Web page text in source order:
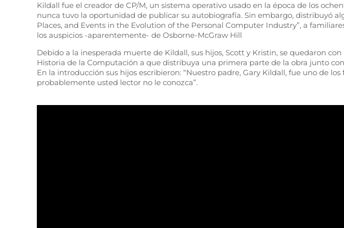
Kildall fue el creador de CP/M, un sistema operativo usado en la época de los
nunca tuvo la oportunidad de publicar su autobiografía. Sin embargo, distribuyó
Places, and Events in the Evolution of the Personal Computer Industry”, a
los auspicios -aparentemente- de Osborne-McGraw Hill
Debido a la inesperada muerte de Kildall, sus hijos, Scott y Kristin, se quedaron
Historia de la Computación a que distribuya una primera parte de la obra junto
En la introducción sus hijos escribieron: “Nuestro padre, Gary Kildall, fue uno de
probablemente usted lector no le conozca”.